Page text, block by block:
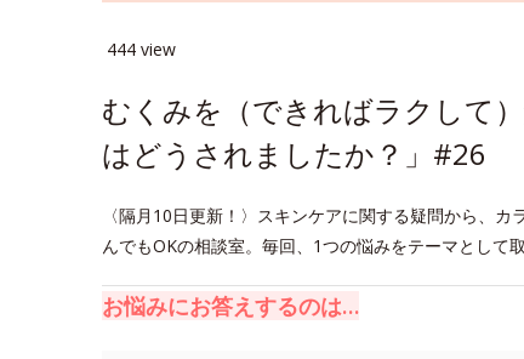
444 view
むくみを（できればラクして
はどうされましたか？」#26
〈隔月10日更新！〉スキンケアに関する疑問から、
んでもOKの相談室。毎回、1つの悩みをテーマとして
お悩みにお答えするのは…